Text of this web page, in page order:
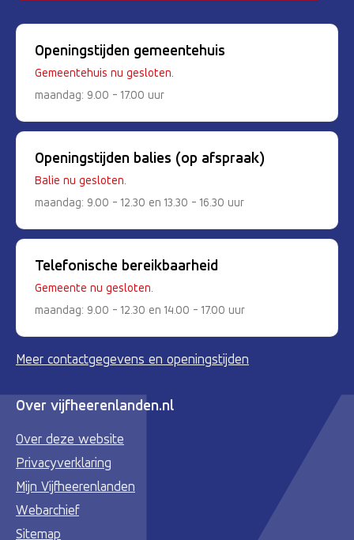
Openingstijden gemeentehuis
Gemeentehuis nu gesloten.
maandag: 9.00 - 17.00 uur
Openingstijden balies (op afspraak)
Balie nu gesloten.
maandag: 9.00 - 12.30 en 13.30 - 16.30 uur
Telefonische bereikbaarheid
Gemeente nu gesloten.
maandag: 9.00 - 12.30 en 14.00 - 17.00 uur
Meer contactgegevens en openingstijden
Over vijfheerenlanden.nl
Over deze website
Privacyverklaring
Mijn Vijfheerenlanden
Webarchief
Sitemap